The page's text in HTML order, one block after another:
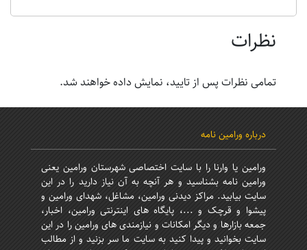
نظرات
تمامی نظرات پس از تایید، نمایش داده خواهند شد.
درباره ورامین نامه
ورامین یا وارنا را با سایت اختصاصی شهرستان ورامین یعنی
ورامین نامه بشناسید و هر آنچه به آن نیاز دارید را در این
سایت بیابید. مراکز دیدنی ورامین، مشاغل، شهدای ورامین و
پیشوا و قرچک و ...، پایگاه های اینترنتی ورامین، اخبار،
جمعه بازارها و دیگر امکانات و نیازمندی های ورامین را در این
سایت بخوانید و پیدا کنید به سایت ما سر بزنید و از مطالب